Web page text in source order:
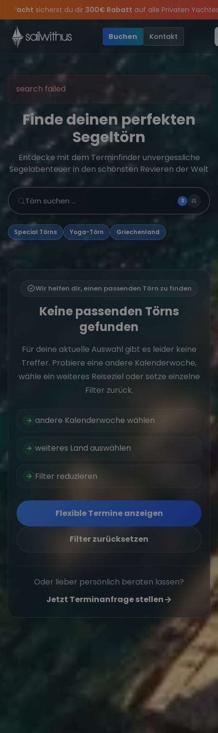
Skip to content
Sichere Dir jetztDein Meilenbuch und Deine sailwithus-
keineTörn-Updates, Insider-Tippsund exklusive
Closing Party 2026!Die Saison war legendär – wir feiern
Buchen
Kontakt
search failed
Finde deinen perfekten
Segeltörn
Entdecke mit dem Terminfinder unvergessliche
Segelabenteuer in den schönsten Revieren der Welt
Törn suchen … 3
Special Törns Yoga-Törn Griechenland
Wir helfen dir, einen passenden Törn zu finden
Keine passenden Törns
gefunden
Für deine aktuelle Auswahl gibt es leider keine
Treffer. Probiere eine andere Kalenderwoche,
wähle ein weiteres Reiseziel oder setze einzelne
Filter zurück.
andere Kalenderwoche wählen
weiteres Land auswählen
Filter reduzieren
Flexible Termine anzeigen
Filter zurücksetzen
Oder lieber persönlich beraten lassen?
Jetzt Terminanfrage stellen